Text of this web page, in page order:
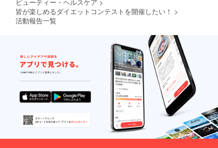
れ全国
の方々
しいプ
ロ
フィー
ルを見
る
▽▽▽
https://
aiaiaiai
ai0305a
iai.wixsi
te.com/
food-
lab/lect
urer-
下な
スター
トとラ
ストの2
回体重
測定を
行いま
す。 ※
体重測
定は女
性ス
タッフ
が行い
ます。
※体重測
ビューティー・ヘルスケア >
皆が楽しめるダイエットコンテストを開催したい！ >
活動報告一覧